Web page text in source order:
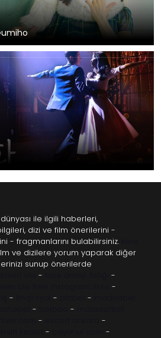
ile ilgili haberleri,
dizi ve film önerilerini -
- fragmanlarını bulabilirsiniz.
ve dizilere yorum yaparak diğer
sunup önerilerde
-
-
-
- - -
- -
-
-
- -